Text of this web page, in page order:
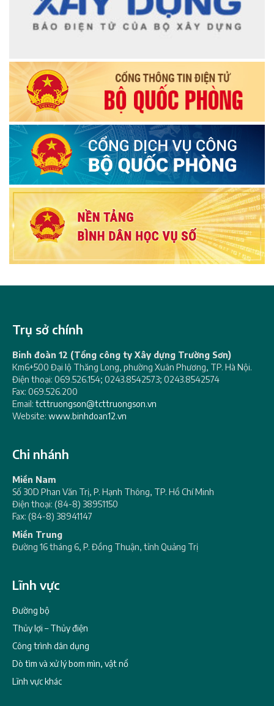
Trụ sở chính
Binh đoàn 12 (Tổng công ty Xây dựng Trường Sơn)
Km6+500 Đại lộ Thăng Long, phường Xuân Phương, TP. Hà Nội.
Điện thoại: 069.526.154; 0243.8542573; 0243.8542574
Fax: 069.526.200
Email: tcttruongson@tcttruongson.vn
Website: www.binhdoan12.vn
Chi nhánh
Miền Nam
Số 30D Phan Văn Trị, P. Hạnh Thông, TP. Hồ Chí Minh
Điện thoại: (84-8) 38951150
Fax: (84-8) 38941147
Miền Trung
Đường 16 tháng 6, P. Đồng Thuận, tỉnh Quảng Trị
Lĩnh vực
Đường bộ
Thủy lợi – Thủy điện
Công trình dân dụng
Dò tìm và xử lý bom mìn, vật nổ
Lĩnh vực khác